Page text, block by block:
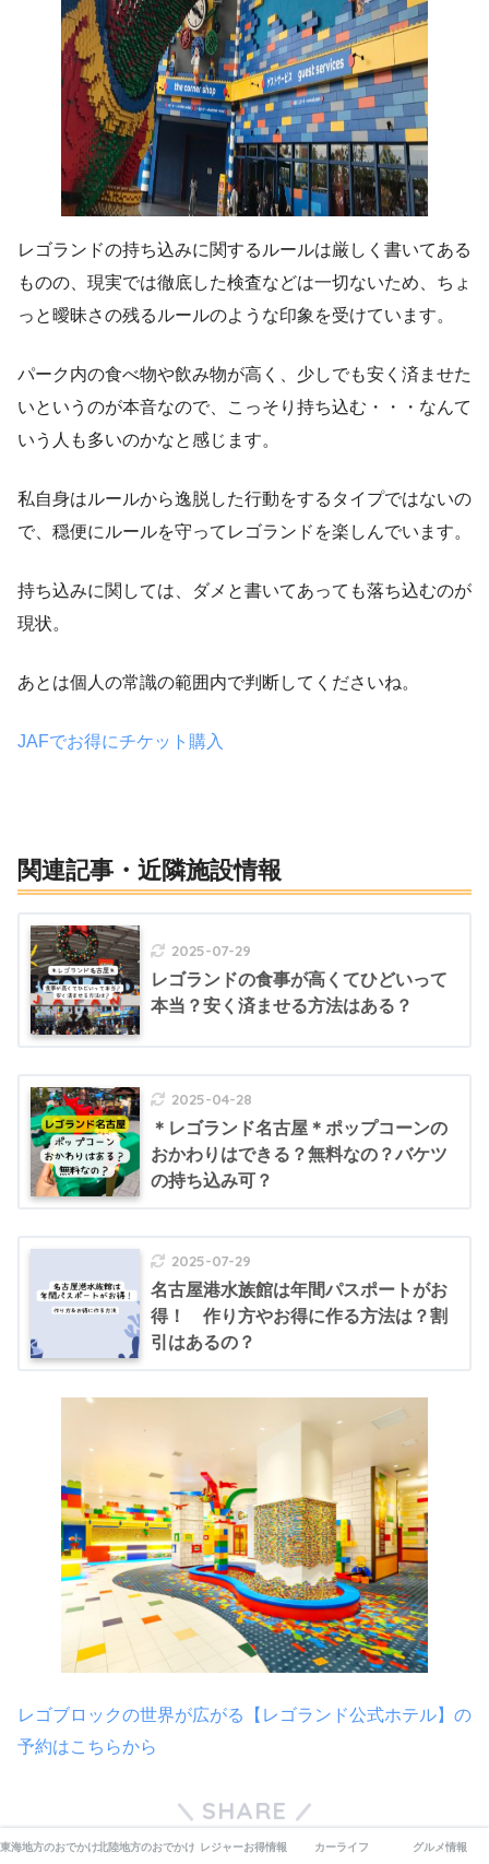
レゴランドの持ち込みに関するルールは厳しく書いてある
ものの、現実では徹底した検査などは一切ないため、ちょ
っと曖昧さの残るルールのような印象を受けています。
パーク内の食べ物や飲み物が高く、少しでも安く済ませた
いというのが本音なので、こっそり持ち込む・・・なんて
いう人も多いのかなと感じます。
私自身はルールから逸脱した行動をするタイプではないの
で、穏便にルールを守ってレゴランドを楽しんでいます。
持ち込みに関しては、ダメと書いてあっても落ち込むのが
現状。
あとは個人の常識の範囲内で判断してくださいね。
JAFでお得にチケット購入
関連記事・近隣施設情報
2025-07-29
レゴランドの食事が高くてひどいって
本当？安く済ませる方法はある？
2025-04-28
＊レゴランド名古屋＊ポップコーンの
おかわりはできる？無料なの？バケツ
の持ち込み可？
2025-07-29
名古屋港水族館は年間パスポートがお
得！ 作り方やお得に作る方法は？割
引はあるの？
レゴブロックの世界が広がる【レゴランド公式ホテル】の
予約はこちらから
SHARE
東海地方のおでかけ北陸地方のおでかけ レジャーお得情報 カーライフ グルメ情報